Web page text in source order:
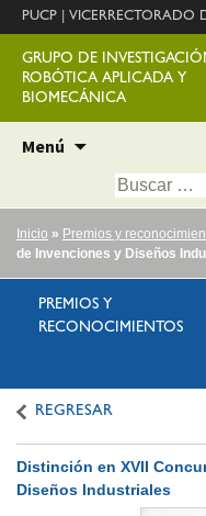
PUCP VICERRECTORADO
GRUPO DE
ROBÓTICA APLICADA Y
BIOMECÁNICA
Menú
contenido
Buscar:
Inicio » Premios y
de Invenciones y Diseños
PREMIOS Y
RECONOCIMIENTOS
REGRESAR
Distinción en XVII
Diseños Industriales